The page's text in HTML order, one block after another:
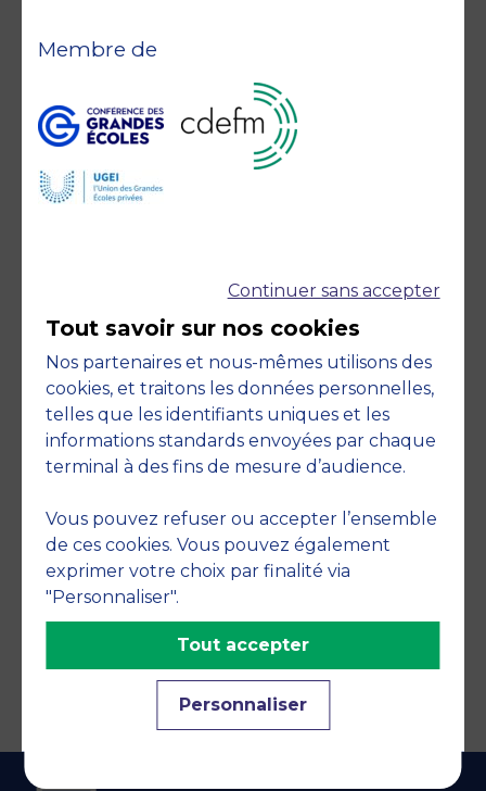
Membre de
Engagements
Continuer sans accepter
Tout savoir sur nos cookies
Nos partenaires et nous-mêmes utilisons des
cookies, et traitons les données personnelles,
telles que les identifiants uniques et les
informations standards envoyées par chaque
terminal à des fins de mesure d’audience.
Vous pouvez refuser ou accepter l’ensemble
de ces cookies. Vous pouvez également
exprimer votre choix par finalité via
"Personnaliser".
Personnaliser
Tout accepter